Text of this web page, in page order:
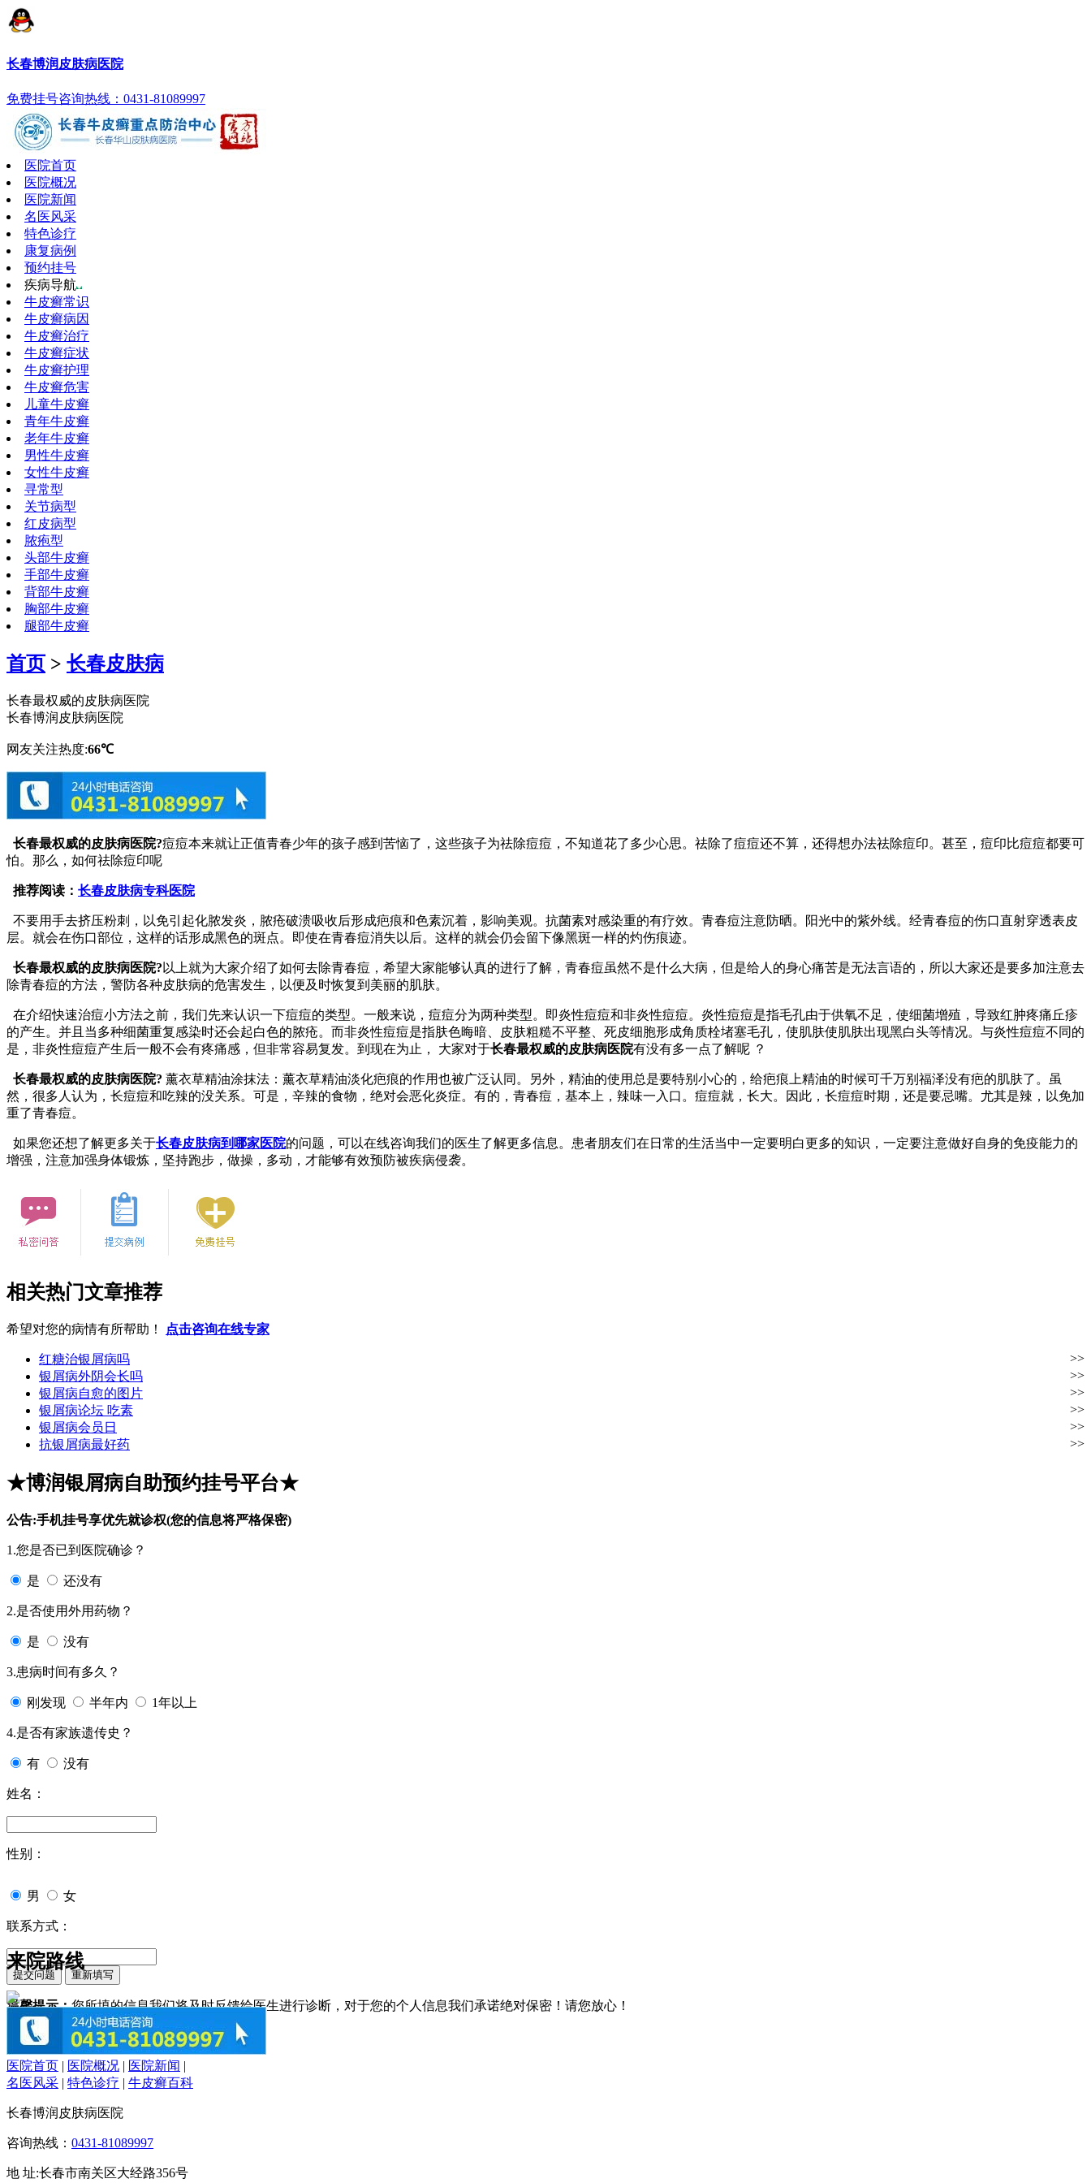
长春博润皮肤病医院
免费挂号咨询热线：0431-81089997
医院首页
医院概况
医院新闻
名医风采
特色诊疗
康复病例
预约挂号
疾病导航
牛皮癣常识
牛皮癣病因
牛皮癣治疗
牛皮癣症状
牛皮癣护理
牛皮癣危害
儿童牛皮癣
青年牛皮癣
老年牛皮癣
男性牛皮癣
女性牛皮癣
寻常型
关节病型
红皮病型
脓疱型
头部牛皮癣
手部牛皮癣
背部牛皮癣
胸部牛皮癣
腿部牛皮癣
首页 > 长春皮肤病
长春最权威的皮肤病医院
长春博润皮肤病医院
网友关注热度:66℃
长春最权威的皮肤病医院?痘痘本来就让正值青春少年的孩子感到苦恼了，这些孩子为祛除痘痘，不知道花了多少心思。祛除了痘痘还不算，还得想办法祛除痘印。甚至，痘印比痘痘都要可
怕。那么，如何祛除痘印呢
推荐阅读： 长春皮肤病专科医院
不要用手去挤压粉刺，以免引起化脓发炎，脓疮破溃吸收后形成疤痕和色素沉着，影响美观。抗菌素对感染重的有疗效。青春痘注意防晒。阳光中的紫外线。经青春痘的伤口直射穿透表皮
层。就会在伤口部位，这样的话形成黑色的斑点。即使在青春痘消失以后。这样的就会仍会留下像黑斑一样的灼伤痕迹。
长春最权威的皮肤病医院? 以上就为大家介绍了如何去除青春痘，希望大家能够认真的进行了解，青春痘虽然不是什么大病，但是给人的身心痛苦是无法言语的，所以大家还是要多加注意去
除青春痘的方法，警防各种皮肤病的危害发生，以便及时恢复到美丽的肌肤。
在介绍快速治痘小方法之前，我们先来认识一下痘痘的类型。一般来说，痘痘分为两种类型。即炎性痘痘和非炎性痘痘。炎性痘痘是指毛孔由于供氧不足，使细菌增殖，导致红肿疼痛丘疹
的产生。并且当多种细菌重复感染时还会起白色的脓疮。而非炎性痘痘是指肤色晦暗、皮肤粗糙不平整、死皮细胞形成角质栓堵塞毛孔，使肌肤使肌肤出现黑白头等情况。与炎性痘痘不同的
是，非炎性痘痘产生后一般不会有疼痛感，但非常容易复发。到现在为止， 大家对于长春最权威的皮肤病医院有没有多一点了解呢 ？
长春最权威的皮肤病医院? 薰衣草精油涂抹法：薰衣草精油淡化疤痕的作用也被广泛认同。另外，精油的使用总是要特别小心的，给疤痕上精油的时候可千万别福泽没有疤的肌肤了。虽
然，很多人认为，长痘痘和吃辣的没关系。可是，辛辣的食物，绝对会恶化炎症。有的，青春痘，基本上，辣味一入口。痘痘就，长大。因此，长痘痘时期，还是要忌嘴。尤其是辣，以免加
重了青春痘。
如果您还想了解更多关于长春皮肤病到哪家医院的问题，可以在线咨询我们的医生了解更多信息。患者朋友们在日常的生活当中一定要明白更多的知识，一定要注意做好自身的免疫能力的
增强，注意加强身体锻炼，坚持跑步，做操，多动，才能够有效预防被疾病侵袭。
相关热门文章推荐
希望对您的病情有所帮助！ 点击咨询在线专家
红糖治银屑病吗
>>
银屑病外阴会长吗
>>
银屑病自愈的图片
>>
银屑病论坛 吃素
>>
银屑病会员日
>>
抗银屑病最好药
>>
★博润银屑病自助预约挂号平台★
公告:手机挂号享优先就诊权(您的信息将严格保密)
1.您是否已到医院确诊？
是 还没有
2.是否使用外用药物？
是 没有
3.患病时间有多久？
刚发现 半年内 1年以上
4.是否有家族遗传史？
有 没有
姓名：
性别：
男 女
联系方式：
温馨提示：您所填的信息我们将及时反馈给医生进行诊断，对于您的个人信息我们承诺绝对保密！请您放心！
来院路线
医院首页 | 医院概况 | 医院新闻 |
名医风采 | 特色诊疗 | 牛皮癣百科
长春博润皮肤病医院
咨询热线： 0431-81089997
地 址:长春市南关区大经路356号